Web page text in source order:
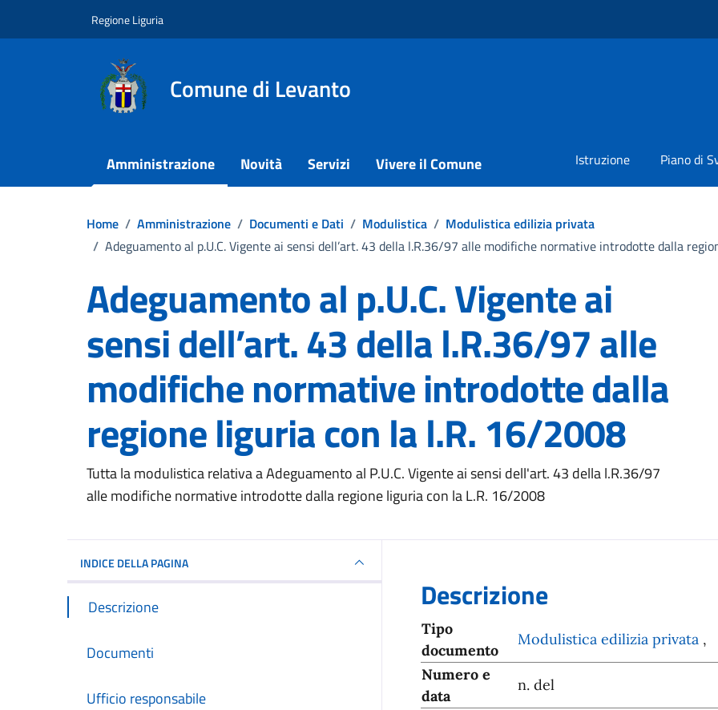
Regione Liguria
Comune di Levanto
Amministrazione Novità Servizi Vivere il Comune Istruzione Piano di
Home / Amministrazione / Documenti e Dati / Modulistica / Modulistica edilizia privata
/ Adeguamento al p.U.C. Vigente ai sensi dell’art. 43 della l.R.36/97 alle modifiche normative introdotte dalla
Adeguamento al p.U.C. Vigente ai
sensi dell’art. 43 della l.R.36/97 alle
modifiche normative introdotte dalla
regione liguria con la l.R. 16/2008
Dettagli del documento
Tutta la modulistica relativa a Adeguamento al P.U.C. Vigente ai sensi dell'art. 43 della l.R.36/97
alle modifiche normative introdotte dalla regione liguria con la L.R. 16/2008
INDICE DELLA PAGINA
Descrizione
Documenti
Ufficio responsabile
Descrizione
Tipo
documento
Modulistica edilizia privata ,
Numero e
data
n. del